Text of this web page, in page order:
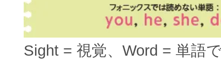
Sight = 視覚、Word = 単語